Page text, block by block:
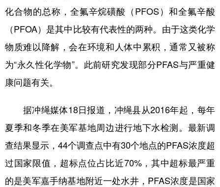
地方频道
北京 天津 河北 山西
山东 河南 湖北 湖南
广东 海南 重庆
陕西 甘肃 青海 宁夏
化合物的总称，全氟辛烷磺酸（PFOS）和全氟辛酸
（PFOA）是其中比较有代表性的两种。由于这类化学
物质难以降解，会在环境和人体中累积，通常又被称
为“永久性化学物”。此前研究发现部分PFAS与严重健
康问题有关。
据冲绳媒体18日报道，冲绳县从2016年起，每年
夏季和冬季在美军基地周边进行地下水检测。最新调
查结果显示，44个调查点中有30个地点的PFAS浓度超
过国家限值，超标点位占比近70%，其中超标最严重
的是美军嘉手纳基地附近一处水井，PFAS浓度是国家